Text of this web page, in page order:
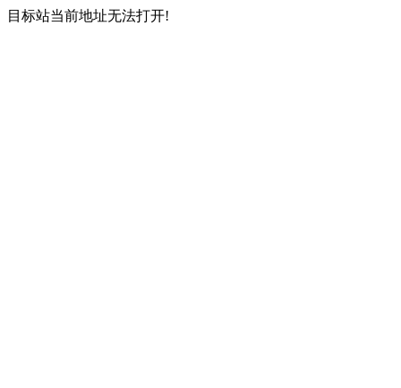
目标站当前地址无法打开!